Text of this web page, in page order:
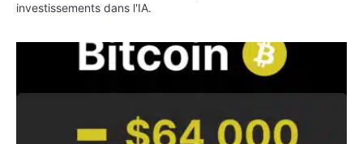
investissements dans l'IA.
Bitcoin stagne à 64 000 dollars pendant que les